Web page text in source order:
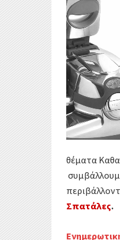
θέματα
Σπατάλες.